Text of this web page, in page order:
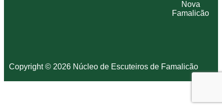
Nova
Famalicão
Copyright © 2026 Núcleo de Escuteiros de Famalicão